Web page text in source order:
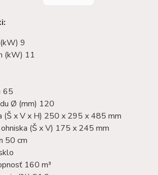
9
(kW) 11
65
Ø (mm) 120
(Š x V x H) 250 x 295 x 485 mm
(Š x V) 175 x 245 mm
50 cm
160 m³